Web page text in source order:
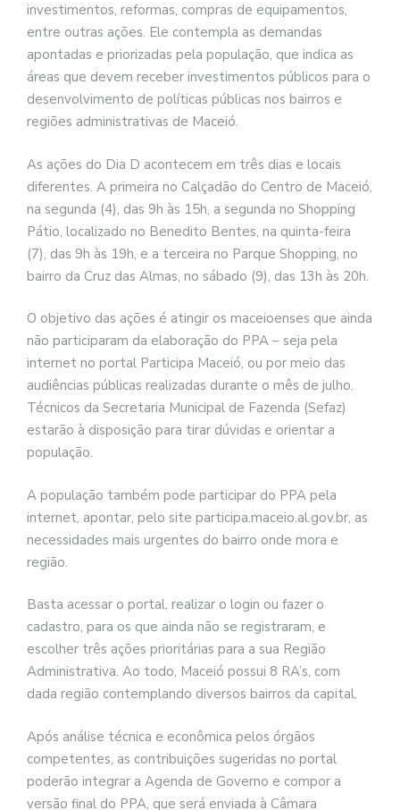
investimentos, reformas, compras de equipamentos,
entre outras ações. Ele contempla as demandas
apontadas e priorizadas pela população, que indica as
áreas que devem receber investimentos públicos para o
desenvolvimento de políticas públicas nos bairros e
regiões administrativas de Maceió.
As ações do Dia D acontecem em três dias e locais
diferentes. A primeira no Calçadão do Centro de Maceió,
na segunda (4), das 9h às 15h, a segunda no Shopping
Pátio, localizado no Benedito Bentes, na quinta-feira
(7), das 9h às 19h, e a terceira no Parque Shopping, no
bairro da Cruz das Almas, no sábado (9), das 13h às 20h.
O objetivo das ações é atingir os maceioenses que ainda
não participaram da elaboração do PPA – seja pela
internet no portal Participa Maceió, ou por meio das
audiências públicas realizadas durante o mês de julho.
Técnicos da Secretaria Municipal de Fazenda (Sefaz)
estarão à disposição para tirar dúvidas e orientar a
população.
A população também pode participar do PPA pela
internet, apontar, pelo site participa.maceio.al.gov.br, as
necessidades mais urgentes do bairro onde mora e
região.
Basta acessar o portal, realizar o login ou fazer o
cadastro, para os que ainda não se registraram, e
escolher três ações prioritárias para a sua Região
Administrativa. Ao todo, Maceió possui 8 RA’s, com
dada região contemplando diversos bairros da capital.
Após análise técnica e econômica pelos órgãos
competentes, as contribuições sugeridas no portal
poderão integrar a Agenda de Governo e compor a
versão final do PPA, que será enviada à Câmara